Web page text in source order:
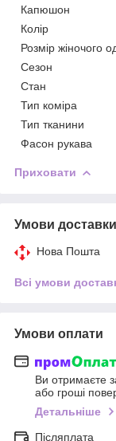
Капюшон
Колір
Розмір жіночого
Сезон
Стан
Тип коміра
Тип тканини
Фасон рукава
Приховати
Умови доставки
Нова Пошта
Всі умови
Умови оплати
Ви отримаєте
або гроші
Детальніше
Післяплата